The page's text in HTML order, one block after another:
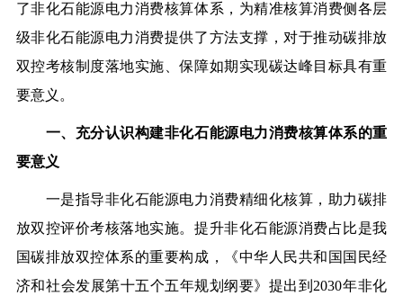
了非化石能源电力消费核算体系，为精准核算消费侧各层
级非化石能源电力消费提供了方法支撑，对于推动碳排放
双控考核制度落地实施、保障如期实现碳达峰目标具有重
要意义。
一、充分认识构建非化石能源电力消费核算体系的重
要意义
一是指导非化石能源电力消费精细化核算，助力碳排
放双控评价考核落地实施。 提升非化石能源消费占比是我
国碳排放双控体系的重要构成，《中华人民共和国国民经
济和社会发展第十五个五年规划纲要》提出到2030年非化